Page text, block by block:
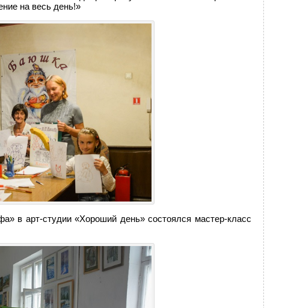
на весь день!»
в арт-студии «Хороший день» состоялся мастер-класс